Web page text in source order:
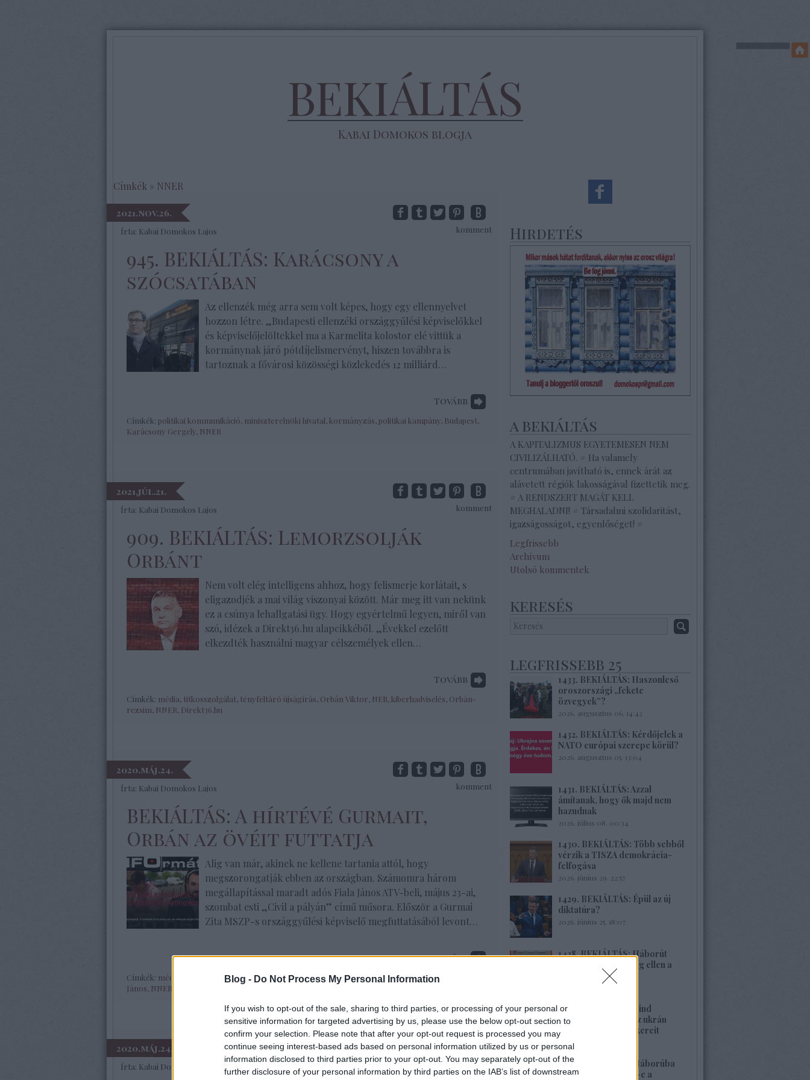
Blog - Do Not Process My Personal Information
If you wish to opt-out of the sale, sharing to third parties, or processing of your personal or
sensitive information for targeted advertising by us, please use the below opt-out section to
confirm your selection. Please note that after your opt-out request is processed you may
continue seeing interest-based ads based on personal information utilized by us or personal
information disclosed to third parties prior to your opt-out. You may separately opt-out of the
further disclosure of your personal information by third parties on the IAB’s list of downstream
BEKIÁLTÁS
Kabai Domokos blogja
Címkék » NNER
2021.nov.26.
Írta: Kabai Domokos Lajos komment
945. BEKIÁLTÁS: Karácsony a
szócsatában
Az ellenzék még arra sem volt képes, hogy egy ellennyelvet
hozzon létre. „Budapesti ellenzéki országgyűlési képviselőkkel
és képviselőjelöltekkel ma a Karmelita kolostor elé vittük a
kormánynak járó pótdíjelismervényt, hiszen továbbra is
tartoznak a fővárosi közösségi közlekedés 12 milliárd…
Tovább
Címkék: politikai kommunikáció miniszterelnöki hivatal kormányzás politikai kampány Budapest
Karácsony Gergely NNER
2021.júl.21.
Írta: Kabai Domokos Lajos komment
909. BEKIÁLTÁS: Lemorzsolják
Orbánt
Nem volt elég intelligens ahhoz, hogy felismerje korlátait, s
eligazodjék a mai világ viszonyai között. Már meg itt van nekünk
ez a csúnya lehallgatási ügy. Hogy egyértelmű legyen, miről van
szó, idézek a Direkt36.hu alapcikkéből. „Évekkel ezelőtt
elkezdték használni magyar célszemélyek ellen…
Tovább
Címkék: média titkosszolgálat tényfeltáró újságírás Orbán Viktor NER kiberhadviselés Orbán-
rezsim NNER Direkt36.hu
2020.máj.24.
Írta: Kabai Domokos Lajos komment
BEKIÁLTÁS: A hírtévé Gurmait,
Orbán az övéit futtatja
Alig van már, akinek ne kellene tartania attól, hogy
megszorongatják ebben az országban. Számomra három
megállapítással maradt adós Fiala János ATV-beli, május 23-ai,
szombat esti „Civil a pályán” című műsora. Először a Gurmai
Zita MSZP-s országgyűlési képviselő megfuttatásából levont…
Tovább
Címkék: média politikai bűnözés,Orbán Viktor, ATV ,Kósa Lajos, Hír TV,Gurmai Zita
János NNER
2020.máj.24.
Írta: Kabai Domokos Lajos komment
Hirdetés
a bekiáltás
A KAPITALIZMUS EGYETEMESEN NEM
CIVILIZÁLHATÓ. # Ha valamely
centrumában javítható is, ennek árát az
alávetett régiók lakosságával fizettetik meg.
# A RENDSZERT MAGÁT KELL
MEGHALADNI! # Társadalmi szolidaritást,
igazságosságot, egyenlőséget! #
Legfrissebb
Archívum
Utolsó kommentek
keresés
legfrissebb 25
1433. BEKIÁLTÁS: Haszonleső
oroszországi „fekete
özvegyek”?
2026. augusztus 06. 14:42
1432. BEKIÁLTÁS: Kérdőjelek a
NATO európai szerepe körül?
2026. augusztus 05. 13:04
1431. BEKIÁLTÁS: Azzal
ámítanak, hogy ők majd nem
hazudnak
2026. július 08. 00:34
1430. BEKIÁLTÁS: Több sebből
vérzik a TISZA demokrácia-
felfogása
2026. június 29. 22:57
1429. BEKIÁLTÁS: Épül az új
diktatúra?
2026. június 25. 18:07
1428. BEKIÁLTÁS: Háborút
vizionál Oroszország ellen a
1427. BEKIÁLTÁS: Mind
nehezebb leplezni az ukrán
rezsim fasiszta gyökereit
2026. június 21. 13:22
1426. BEKIÁLTÁS: Háborúba
vagy békébe fordul-e a